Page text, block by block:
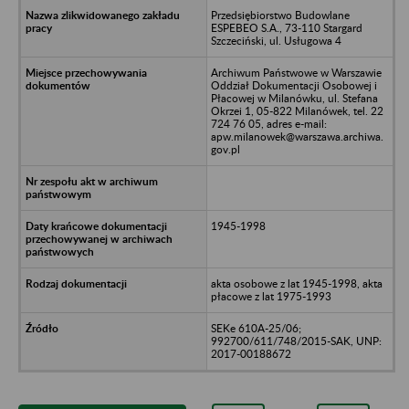
Przedsiębiorstwo Budowlane
ESPEBEO S.A., 73-110 Stargard
Szczeciński, ul. Usługowa 4
Archiwum Państwowe w Warszawie
Oddział Dokumentacji Osobowej i
Płacowej w Milanówku, ul. Stefana
Okrzei 1, 05-822 Milanówek, tel. 22
724 76 05, adres e-mail:
apw.milanowek@warszawa.archiwa.
gov.pl
1945-1998
akta osobowe z lat 1945-1998, akta
płacowe z lat 1975-1993
SEKe 610A-25/06;
992700/611/748/2015-SAK, UNP:
2017-00188672